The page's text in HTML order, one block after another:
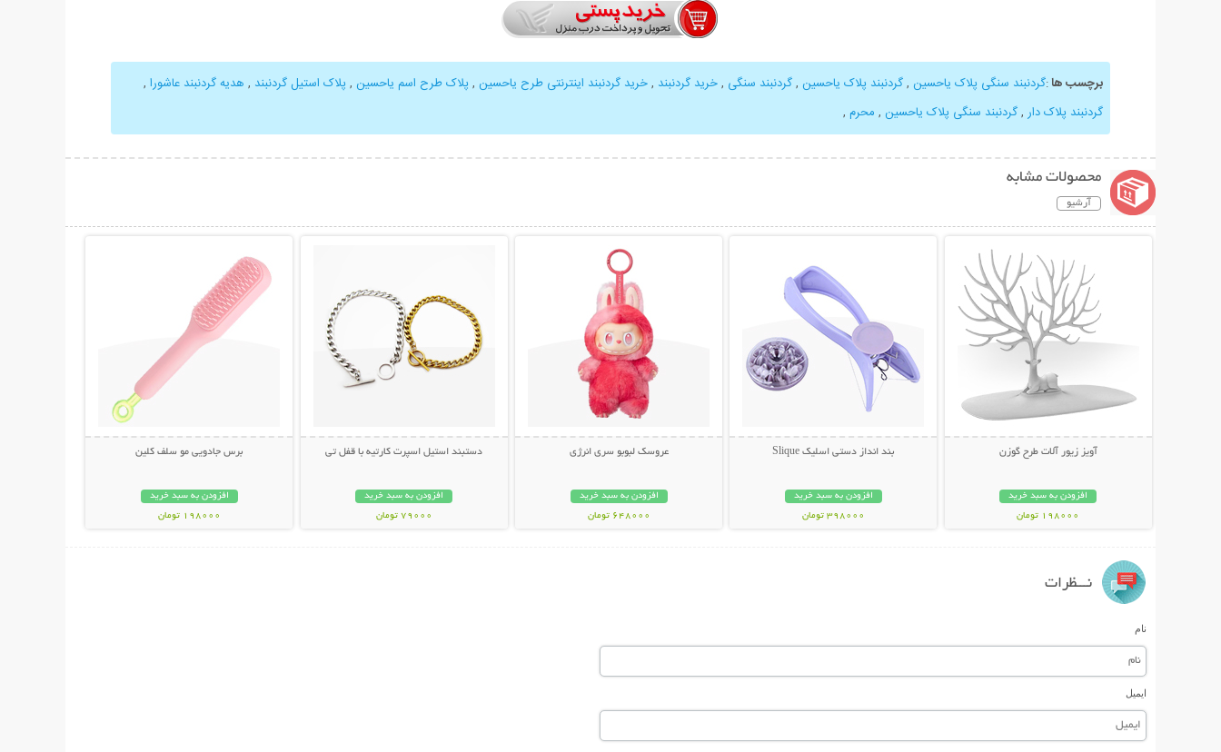
برچسب ها:گردنبند سنگی پلاک یاحسین ,گردنبند پلاک یاحسین ,گردنبند سنگی ,خرید گردنبند ,خرید گردنبند اینترنتی طرح یاحسین , پلاک طرح اسم یاحسین , پلاک استیل گردنبند , هدیه گردنبند عاشورا ,
گردنبند پلاک دار ,گردنبند سنگی پلاک یاحسین , محرم ,
محصولات مشابه
آرشیو
آویز زیور آلات طرح گوزن
افزودن به سبد خرید
198000 تومان
بند انداز دستی اسلیک Slique
افزودن به سبد خرید
398000 تومان
عروسک لبوبو سری انرژی
افزودن به سبد خرید
648000 تومان
دستبند استیل اسپرت کارتیه با قفل تی
افزودن به سبد خرید
79000 تومان
برس جادویی مو سلف کلین
افزودن به سبد خرید
198000 تومان
نـــظرات
نام
ایمیل